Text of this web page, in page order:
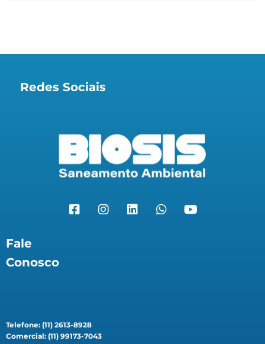
Redes Sociais
Fale
Conosco
Telefone: (11) 2613-8928
Comercial: (11) 99173-7043